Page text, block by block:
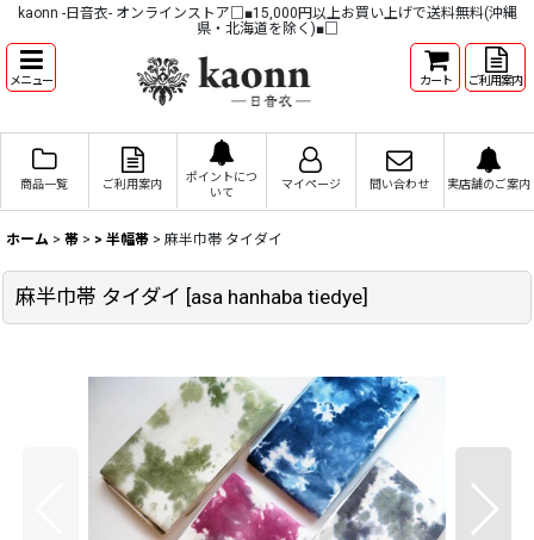
kaonn -日音衣- オンラインストア□■15,000円以上お買い上げで送料無料(沖縄
県・北海道を除く)■□
メニュー カート ご利用案内
商品一覧 ご利用案内
ポイントにつ
いて
マイページ 問い合わせ 実店舗のご案内
ホーム > 帯 > > 半幅帯 > 麻半巾帯 タイダイ
麻半巾帯 タイダイ [asa hanhaba tiedye]